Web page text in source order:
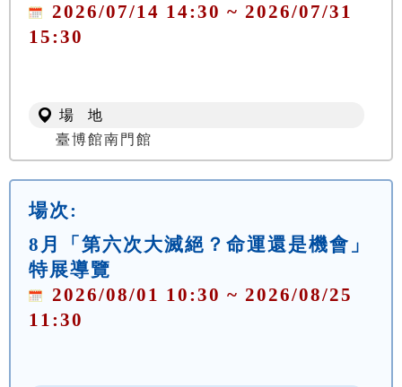
2026/07/14 14:30 ~ 2026/07/31
15:30
場 地
臺博館南門館
場次:
8月「第六次大滅絕？命運還是機會」
特展導覽
2026/08/01 10:30 ~ 2026/08/25
11:30